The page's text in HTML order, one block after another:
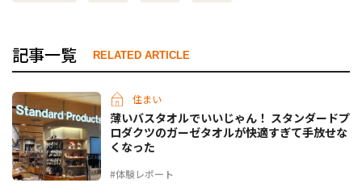
記事一覧 RELATED ARTICLE
住まい
#体験レポート
薄いバスタオルでいいじゃん！ スタンダードプ
ロダクツのガーゼタオルが快適すぎて手放せな
くなった